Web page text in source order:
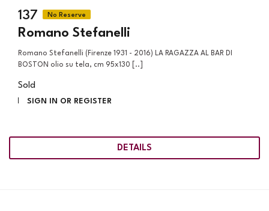
137
Romano Stefanelli
Romano Stefanelli (Firenze 1931 - 2016) LA RAGAZZA AL BAR DI
BOSTON olio su tela, cm 95x130 [..]
Sold
SIGN IN OR REGISTER
DETAILS